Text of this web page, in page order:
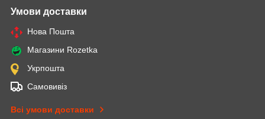
Умови доставки
Нова Пошта
Магазини Rozetka
Укрпошта
Самовивіз
Всі умови доставки